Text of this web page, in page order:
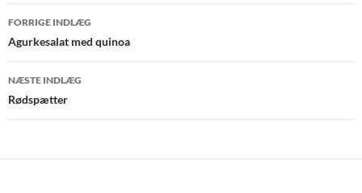
Indlægsnavigation
FORRIGE INDLÆG
Agurkesalat med quinoa
NÆSTE INDLÆG
Rødspætter